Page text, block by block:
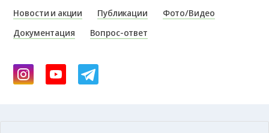
Новости и акции
Публикации
Фото/Видео
Документация
Вопрос-ответ